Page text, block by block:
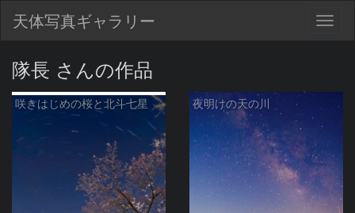
天体写真ギャラリー
隊長 さんの作品
咲きはじめの桜と北斗七星 夜明けの天の川